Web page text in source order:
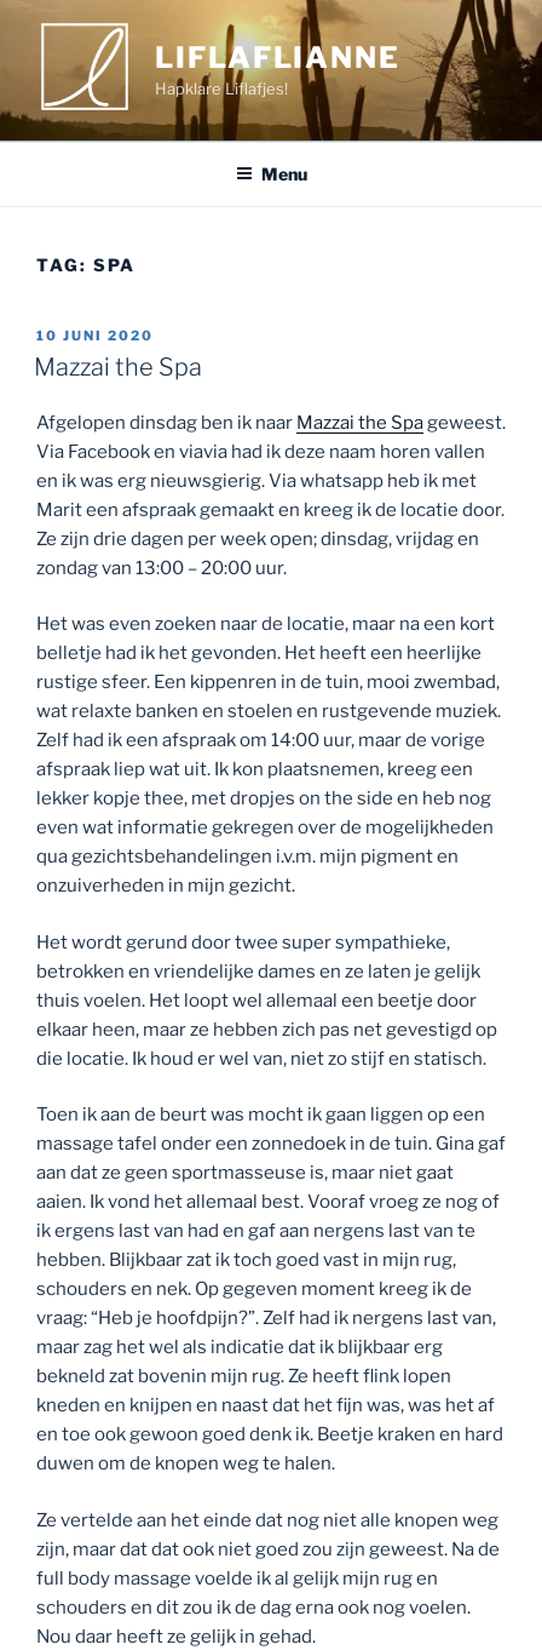
inhoud
LIFLAFLIANNE
Hapklare Liflafjes!
Menu
TAG: SPA
GEPLAATST
OP
10 JUNI 2020
Mazzai the Spa
Afgelopen dinsdag ben ik naar Mazzai the Spageweest.
Via Facebook en viavia had ik deze naam horen vallen
en ik was erg nieuwsgierig. Via whatsapp heb ik met
Marit een afspraak gemaakt en kreeg ik de locatie door.
Ze zijn drie dagen per week open; dinsdag, vrijdag en
zondag van 13:00 – 20:00 uur.
Het was even zoeken naar de locatie, maar na een kort
belletje had ik het gevonden. Het heeft een heerlijke
rustige sfeer. Een kippenren in de tuin, mooi zwembad,
wat relaxte banken en stoelen en rustgevende muziek.
Zelf had ik een afspraak om 14:00 uur, maar de vorige
afspraak liep wat uit. Ik kon plaatsnemen, kreeg een
lekker kopje thee, met dropjes on the side en heb nog
even wat informatie gekregen over de mogelijkheden
qua gezichtsbehandelingen i.v.m. mijn pigment en
onzuiverheden in mijn gezicht.
Het wordt gerund door twee super sympathieke,
betrokken en vriendelijke dames en ze laten je gelijk
thuis voelen. Het loopt wel allemaal een beetje door
elkaar heen, maar ze hebben zich pas net gevestigd op
die locatie. Ik houd er wel van, niet zo stijf en statisch.
Toen ik aan de beurt was mocht ik gaan liggen op een
massage tafel onder een zonnedoek in de tuin. Gina gaf
aan dat ze geen sportmasseuse is, maar niet gaat
aaien. Ik vond het allemaal best. Vooraf vroeg ze nog of
ik ergens last van had en gaf aan nergens last van te
hebben. Blijkbaar zat ik toch goed vast in mijn rug,
schouders en nek. Op gegeven moment kreeg ik de
vraag: “Heb je hoofdpijn?”. Zelf had ik nergens last van,
maar zag het wel als indicatie dat ik blijkbaar erg
bekneld zat bovenin mijn rug. Ze heeft flink lopen
kneden en knijpen en naast dat het fijn was, was het af
en toe ook gewoon goed denk ik. Beetje kraken en hard
duwen om de knopen weg te halen.
Ze vertelde aan het einde dat nog niet alle knopen weg
zijn, maar dat dat ook niet goed zou zijn geweest. Na de
full body massage voelde ik al gelijk mijn rug en
schouders en dit zou ik de dag erna ook nog voelen.
Nou daar heeft ze gelijk in gehad.